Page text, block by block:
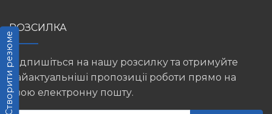
Створити резюме
РОЗСИЛКА
Підпишіться на нашу розсилку та отримуйте
найактуальніші пропозиції роботи прямо на
свою електронну пошту.